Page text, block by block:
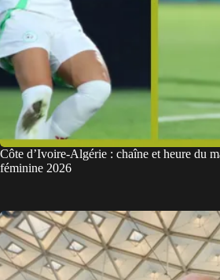
Côte d’Ivoire-Algérie : chaîne et heure du
féminine 2026